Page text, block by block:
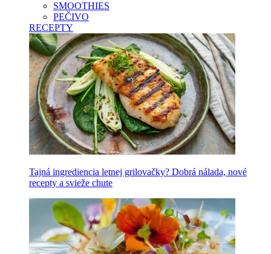
SMOOTHIES
PEČIVO
RECEPTY
Tajná ingrediencia letnej grilovačky? Dobrá nálada, nové
recepty a svieže chute